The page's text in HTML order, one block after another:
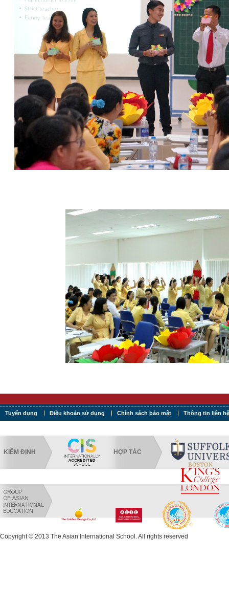
Tuyển dụng Điều khoản sử dụng Chính sách bảo mật Thông tin liên hệ
KIỂM ĐỊNH HỢP TÁC
Copyright © 2013 The Asian International School. All rights reserved